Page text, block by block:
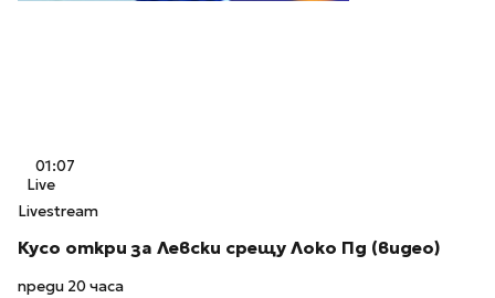
01:07
Live
Livestream
Кусо откри за Левски срещу Локо Пд (видео)
преди 20 часа